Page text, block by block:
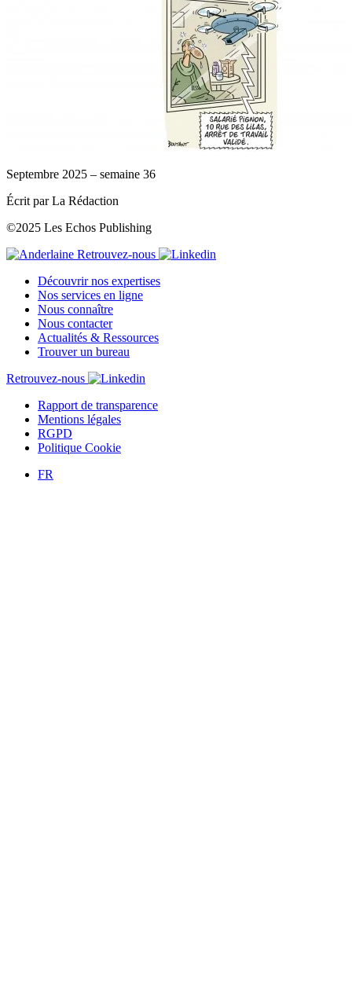
Septembre 2025 – semaine 36
Écrit par La Rédaction
©2025 Les Echos Publishing
Retrouvez-nous
Découvrir nos expertises
Nos services en ligne
Nous connaître
Nous contacter
Actualités & Ressources
Trouver un bureau
Retrouvez-nous
Rapport de transparence
Mentions légales
RGPD
Politique Cookie
FR